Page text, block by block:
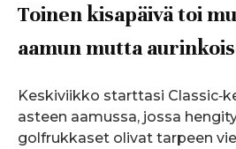
Toinen kisapäivä toi
aamun mutta
Keskiviikko starttasi
asteen aamussa, jossa
golfrukkaset olivat tarpeen